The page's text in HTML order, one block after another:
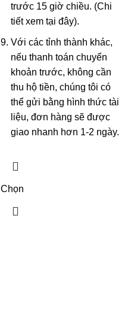
trước 15 giờ chiều. (Chi
tiết xem tại đây).
Với các tỉnh thành khác,
nếu thanh toán chuyển
khoản trước, không cần
thu hộ tiền, chúng tôi có
thể gửi bằng hình thức tài
liệu, đơn hàng sẽ được
giao nhanh hơn 1-2 ngày.
Chọn